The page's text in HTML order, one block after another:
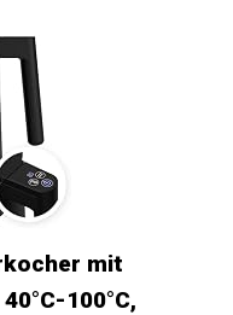
mit
100°C,